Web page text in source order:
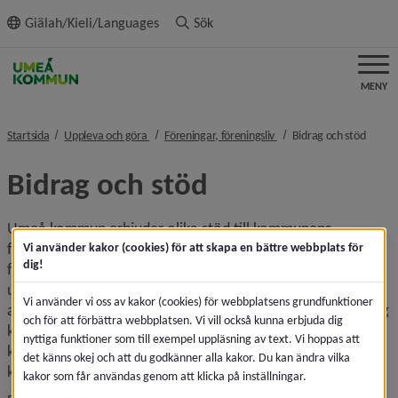
innehållet
Giälah/Kieli/Languages Sök
MENY
Startsida Uppleva och göra nivå i brödsmulenavigeringen
Föreningar, föreningsliv nivå i
Bidrag och stödnivå i
Bidrag och stöd
Umeå kommun erbjuder olika stöd till kommunens
föreningar. Det finns stöd som riktar sig till bland annat
föreningar som vill ordna festivaler, barn- och
ungdomsaktiviteter, kulturella mötesplatser eller göra
aktiviteter för att främja folkhälsa. Under respektive bidrag
kan du läsa mer om vad som krävs för att er förening ska
kunna ansöka, vad ni kan få bidrag för, hur beslut tas och
kontaktuppgifter.
Vi använder kakor (cookies) för att skapa en bättre webbplats för
dig!
Vi använder vi oss av kakor (cookies) för webbplatsens grundfunktioner
och för att förbättra webbplatsen. Vi vill också kunna erbjuda dig
nyttiga funktioner som till exempel uppläsning av text. Vi hoppas att
det känns okej och att du godkänner alla kakor. Du kan ändra vilka
kakor som får användas genom att klicka på inställningar.